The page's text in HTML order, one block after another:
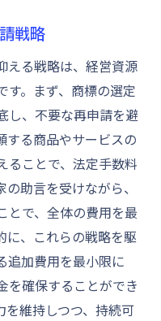
戦略
える戦略は、経営資源
す。まず、商標の選定
し、不要な再申請を避
する商品やサービスの
ることで、法定手数料
助言を受けながら、
とで、全体の費用を最
に、これらの戦略を駆
追加費用を最小限に
を確保することができ
を維持しつつ、持続可